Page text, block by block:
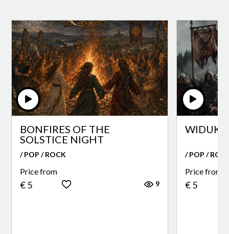
BONFIRES OF THE
SOLSTICE NIGHT
/ POP / ROCK
Price from
€ 5 9
/ POP /
Price from
€ 5